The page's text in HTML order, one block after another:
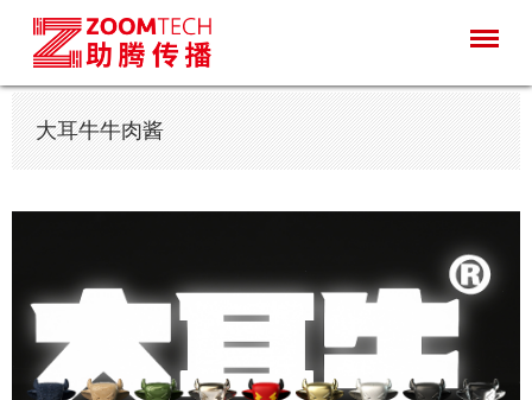
大耳牛牛肉酱